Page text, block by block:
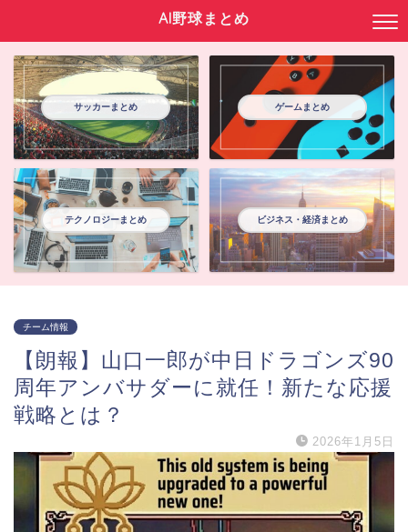
AI野球まとめ
サッカーまとめ ゲームまとめ
テクノロジーまとめ ビジネス・経済まとめ
チーム情報
【朗報】山口一郎が中日ドラゴンズ90
周年アンバサダーに就任！新たな応援
戦略とは？
2026年1月5日